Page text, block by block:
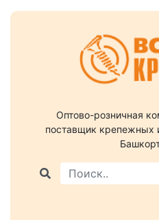
Оптово-розничная
поставщик крепежных